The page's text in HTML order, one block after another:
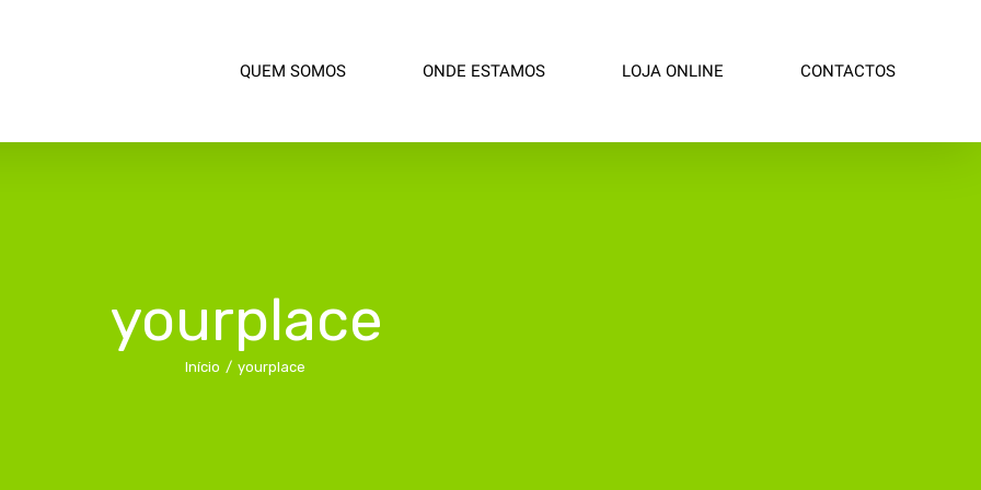
QUEM SOMOS ONDE ESTAMOS LOJA ONLINE CONTACTOS
yourplace
Início / yourplace